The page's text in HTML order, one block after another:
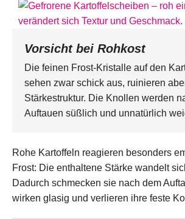
Vorsicht bei Rohkost
Die feinen Frost-Kristalle auf den
sehen zwar schick aus, ruinieren
Stärkestruktur. Die Knollen werden
Auftauen süßlich und unnatürlich
Rohe Kartoffeln reagieren besonders
Frost: Die enthaltene Stärke wandelt
Dadurch schmecken sie nach dem
wirken glasig und verlieren ihre feste